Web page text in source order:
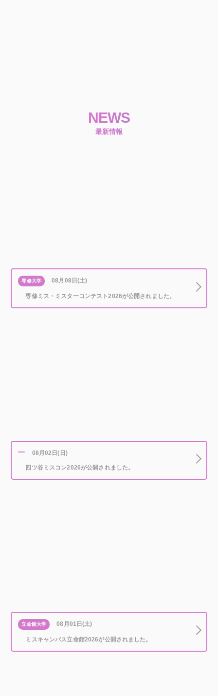
NEWS
最新情報
専修大学 08月08日(土)
専修ミス・ミスターコンテスト2026が公開されました。
08月02日(日)
四ツ谷ミスコン2026が公開されました。
立命館大学 08月01日(土)
ミスキャンパス立命館2026が公開されました。